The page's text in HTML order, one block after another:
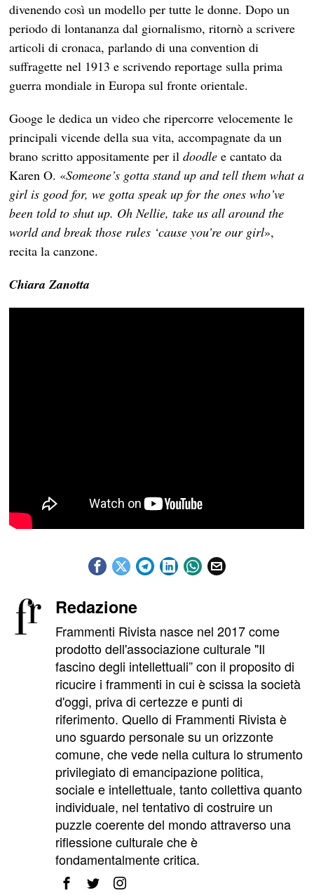
divenendo così un modello per tutte le donne. Dopo un
periodo di lontananza dal giornalismo, ritornò a scrivere
articoli di cronaca, parlando di una convention di
suffragette nel 1913 e scrivendo reportage sulla prima
guerra mondiale in Europa sul fronte orientale.
Googe le dedica un video che ripercorre velocemente le
principali vicende della sua vita, accompagnate da un
brano scritto appositamente per ildoodle e cantato da
Karen O. «Someone’s gotta stand up and tell them what a
girl is good for, we gotta speak up for the ones who’ve
been told to shut up. Oh Nellie, take us all around the
world and break those rules ‘cause you’re our girl»,
recita la canzone.
Chiara Zanotta
Redazione
Frammenti Rivista nasce nel 2017 come
prodotto dell'associazione culturale "Il
fascino degli intellettuali” con il proposito di
ricucire i frammenti in cui è scissa la società
d'oggi, priva di certezze e punti di
riferimento. Quello di Frammenti Rivista è
uno sguardo personale su un orizzonte
comune, che vede nella cultura lo strumento
privilegiato di emancipazione politica,
sociale e intellettuale, tanto collettiva quanto
individuale, nel tentativo di costruire un
puzzle coerente del mondo attraverso una
riflessione culturale che è
fondamentalmente critica.